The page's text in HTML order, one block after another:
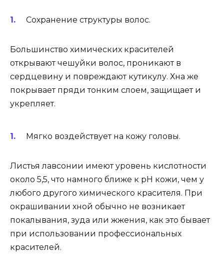
Сохранение структуры волос.
Большинство химических красителей
открывают чешуйки волос, проникают в
сердцевину и повреждают кутикулу. Хна же
покрывает пряди тонким слоем, защищает и
укрепляет.
Мягко воздействует на кожу головы.
Листья лавсонии имеют уровень кислотности
около 5,5, что намного ближе к pH кожи, чем у
любого другого химического красителя. При
окрашивании хной обычно не возникает
покалывания, зуда или жжения, как это бывает
при использовании профессиональных
красителей.